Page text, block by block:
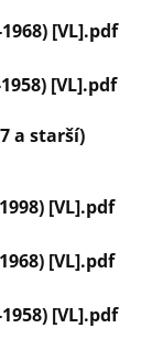
[VL].pdf
[VL].pdf
a starší)
[VL].pdf
[VL].pdf
[VL].pdf